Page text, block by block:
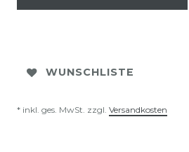
WUNSCHLISTE
* inkl. ges. MwSt. zzgl. Versandkosten